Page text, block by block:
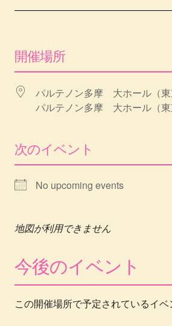
開催場所
パルテノン多摩 大ホール（東
パルテノン多摩 大ホール（東
次のイベント
No upcoming events
地図が利用できません
今後のイベント
この開催場所で予定されているイベ